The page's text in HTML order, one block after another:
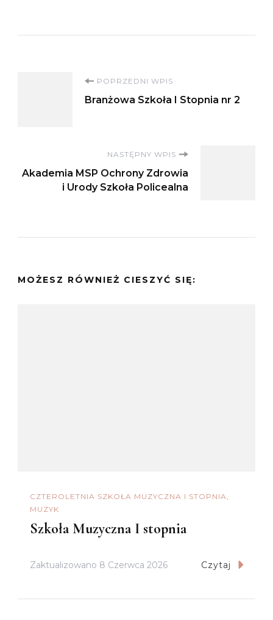
Nawigacja
POPRZEDNI WPIS
Branżowa Szkoła I Stopnia nr 2
NASTĘPNY WPIS
Akademia MSP Ochrony Zdrowia
i Urody Szkoła Policealna
MOŻESZ RÓWNIEŻ CIESZYĆ SIĘ:
CZTEROLETNIA SZKOŁA MUZYCZNA I STOPNIA
MUZYK
Szkoła Muzyczna I stopnia
Zaktualizowano 8 Czerwca 2026 Czytaj